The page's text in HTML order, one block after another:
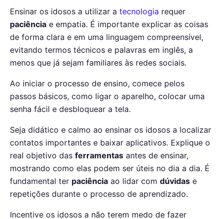
Ensinar os idosos a utilizar a tecnologia requer
paciência e empatia. É importante explicar as coisas
de forma clara e em uma linguagem compreensível,
evitando termos técnicos e palavras em inglês, a
menos que já sejam familiares às redes sociais.
Ao iniciar o processo de ensino, comece pelos
passos básicos, como ligar o aparelho, colocar uma
senha fácil e desbloquear a tela.
Seja didático e calmo ao ensinar os idosos a localizar
contatos importantes e baixar aplicativos. Explique o
real objetivo das ferramentas antes de ensinar,
mostrando como elas podem ser úteis no dia a dia. É
fundamental ter paciência ao lidar com dúvidas e
repetições durante o processo de aprendizado.
Incentive os idosos a não terem medo de fazer